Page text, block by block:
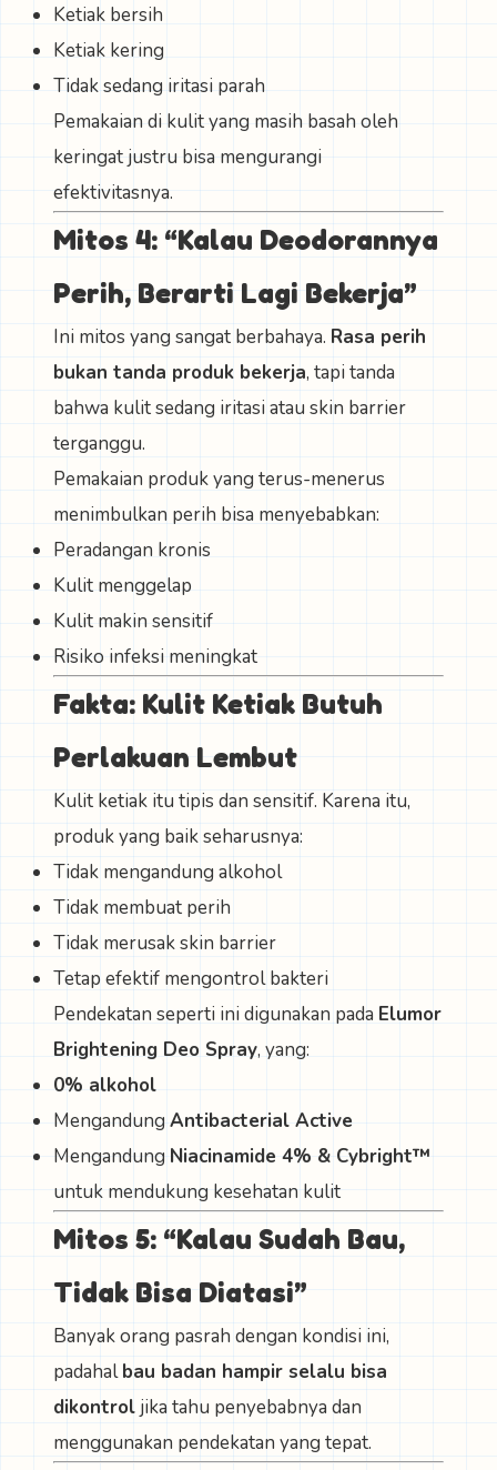
Ketiak bersih
Ketiak kering
Tidak sedang iritasi parah
Pemakaian di kulit yang masih basah oleh
keringat justru bisa mengurangi
efektivitasnya.
Mitos 4: “Kalau Deodorannya
Perih, Berarti Lagi Bekerja”
Ini mitos yang sangat berbahaya. Rasa perih
bukan tanda produk bekerja, tapi tanda
bahwa kulit sedang iritasi atau skin barrier
terganggu.
Pemakaian produk yang terus-menerus
menimbulkan perih bisa menyebabkan:
Peradangan kronis
Kulit menggelap
Kulit makin sensitif
Risiko infeksi meningkat
Fakta: Kulit Ketiak Butuh
Perlakuan Lembut
Kulit ketiak itu tipis dan sensitif. Karena itu,
produk yang baik seharusnya:
Tidak mengandung alkohol
Tidak membuat perih
Tidak merusak skin barrier
Tetap efektif mengontrol bakteri
Pendekatan seperti ini digunakan pada Elumor
Brightening Deo Spray, yang:
0% alkohol
MengandungAntibacterial Active
Mengandung Niacinamide 4% & Cybright™
untuk mendukung kesehatan kulit
Mitos 5: “Kalau Sudah Bau,
Tidak Bisa Diatasi”
Banyak orang pasrah dengan kondisi ini,
padahalbau badan hampir selalu bisa
dikontrol jika tahu penyebabnya dan
menggunakan pendekatan yang tepat.